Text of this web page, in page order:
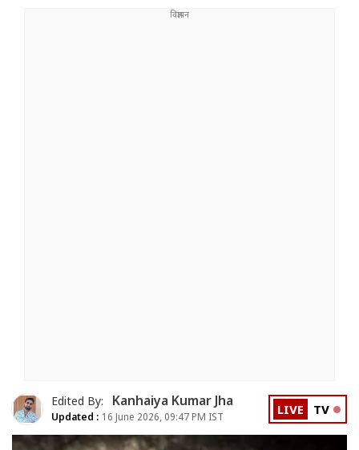
Edited By: Kanhaiya Kumar Jha
Updated : 16 June 2026, 09:47 PM IST LIVE TV